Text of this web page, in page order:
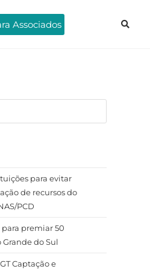
Associados
para evitar
de recursos do
PCD
premiar 50
do Sul
Captação e